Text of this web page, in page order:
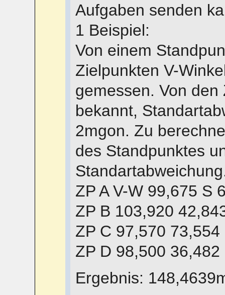
Aufgaben senden
1 Beispiel:
Von einem
Zielpunkten V-
gemessen. Von
bekannt,
2mgon. Zu
des Standpunktes
ZP A V-W 99,675 S
ZP B 103,920
ZP C 97,570 73,554
ZP D 98,500 36,482
Ergebnis: